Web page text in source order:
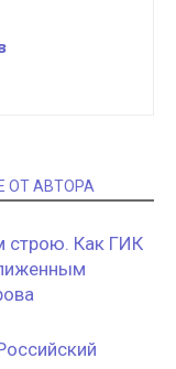
ОТ АВТОРА
строю. Как ГИК